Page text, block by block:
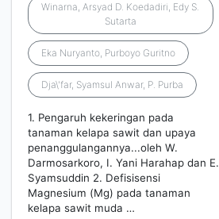
Winarna, Arsyad D. Koedadiri, Edy S.
Sutarta
Eka Nuryanto, Purboyo Guritno
Dja\'far, Syamsul Anwar, P. Purba
1. Pengaruh kekeringan pada
tanaman kelapa sawit dan upaya
penanggulangannya...oleh W.
Darmosarkoro, I. Yani Harahap dan E.
Syamsuddin 2. Defisisensi
Magnesium (Mg) pada tanaman
kelapa sawit muda …